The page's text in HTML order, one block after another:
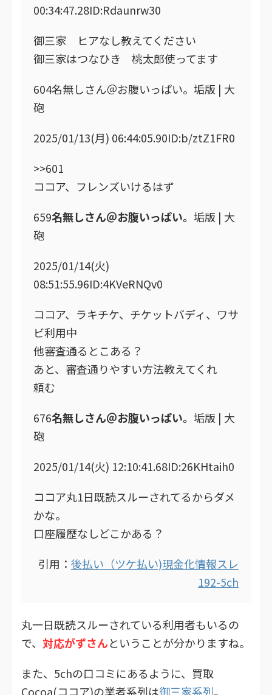
00:34:47.28ID:Rdaunrw30
御三家 ヒアなし教えてください
御三家はつなひき 桃太郎使ってます
604名無しさん＠お腹いっぱい。垢版 | 大
砲
2025/01/13(月) 06:44:05.90ID:b/ztZ1FR0
>>601
ココア、フレンズいけるはず
659名無しさん＠お腹いっぱい。 垢版 | 大
砲
2025/01/14(火)
08:51:55.96ID:4KVeRNQv0
ココア、ラキチケ、チケットバディ、ワサ
ビ利用中
他審査通るとこある？
あと、審査通りやすい方法教えてくれ
頼む
676名無しさん＠お腹いっぱい。 垢版 | 大
砲
2025/01/14(火) 12:10:41.68ID:26KHtaih0
ココア丸1日既読スルーされてるからダメ
かな。
口座履歴なしどこかある？
引用： 後払い（ツケ払い)現金化情報スレ
192-5ch
丸一日既読スルーされている利用者もいるの
で、 対応がずさんということが分かりますね。
また、5chの口コミにあるように、買取
Cocoa(ココア)の業者系列は御三家系列。